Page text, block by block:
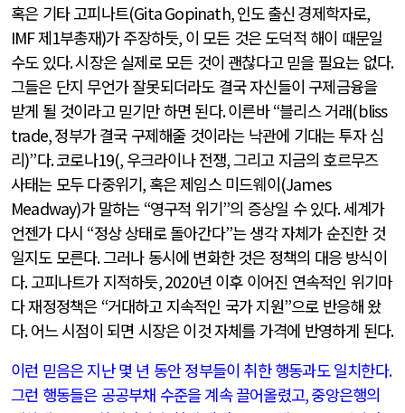
혹은 기타 고피나트(Gita Gopinath, 인도 출신 경제학자로,
IMF 제1부총재)가 주장하듯, 이 모든 것은 도덕적 해이 때문일
수도 있다.시장은 실제로 모든 것이 괜찮다고 믿을 필요는 없다.
그들은 단지 무언가 잘못되더라도 결국 자신들이 구제금융을
받게 될 것이라고 믿기만 하면 된다.이른바“블리스 거래(bliss
trade,정부가 결국 구제해줄 것이라는 낙관에 기대는 투자 심
리)”다.코로나19(, 우크라이나 전쟁,그리고 지금의 호르무즈
사태는 모두 다중위기, 혹은 제임스 미드웨이(James
Meadway)가 말하는 “영구적 위기”의 증상일 수 있다.세계가
언젠가 다시 “정상 상태로 돌아간다”는 생각 자체가 순진한 것
일지도 모른다.그러나 동시에 변화한 것은 정책의 대응 방식이
다.고피나트가 지적하듯, 2020년 이후 이어진 연속적인 위기마
다 재정정책은 “거대하고 지속적인 국가 지원”으로 반응해 왔
다.어느 시점이 되면 시장은 이것 자체를 가격에 반영하게 된다.
이런 믿음은 지난 몇 년 동안 정부들이 취한 행동과도 일치한다.
그런 행동들은 공공부채 수준을 계속 끌어올렸고,중앙은행의